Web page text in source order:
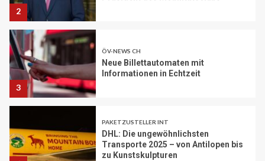
3
Informationen in Echtzeit
4
Transporte 2025 – von Antilopen bis
zu Kunstskulpturen